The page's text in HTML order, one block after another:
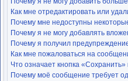
Как мне отредактировать или
Почему мне недоступны
Почему я не могу добавлять
Почему я получил
Как мне пожаловаться на
Что означает кнопка
Почему моё сообщение требует